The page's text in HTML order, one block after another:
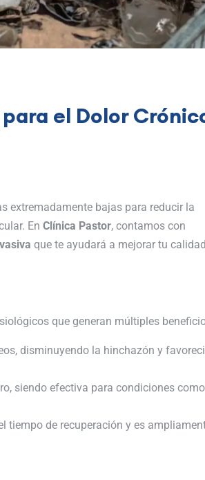
el Dolor
extremadamente bajas para reducir la
En Clínica Pastor, contamos con
que te ayudará a mejorar tu
que generan múltiples
disminuyendo la hinchazón y
siendo efectiva para condiciones
tiempo de recuperación y es